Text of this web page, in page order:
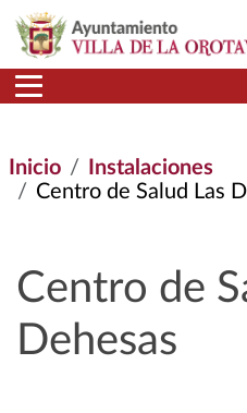
Pasar al contenido principal
Inicio
Instalaciones
Centro de Salud Las
Centro de
Dehesas